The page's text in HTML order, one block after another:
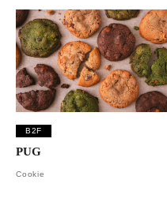
B2F
PUG
Cookie